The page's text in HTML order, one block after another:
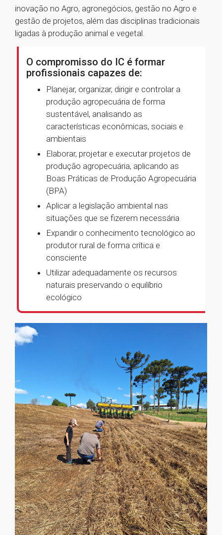
inovação no Agro, agronegócios, gestão no Agro e
gestão de projetos, além das disciplinas tradicionais
ligadas à produção animal e vegetal.
O compromisso do IC é formar
profissionais capazes de:
Planejar, organizar, dirigir e controlar a
produção agropecuária de forma
sustentável, analisando as
características econômicas, sociais e
ambientais
Elaborar, projetar e executar projetos de
produção agropecuária, aplicando as
Boas Práticas de Produção Agropecuária
(BPA)
Aplicar a legislação ambiental nas
situações que se fizerem necessária
Expandir o conhecimento tecnológico ao
produtor rural de forma crítica e
consciente
Utilizar adequadamente os recursos
naturais preservando o equilíbrio
ecológico